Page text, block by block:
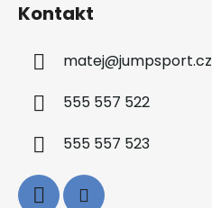
Kontakt
matej@jumpsport.cz
555 557 522
555 557 523